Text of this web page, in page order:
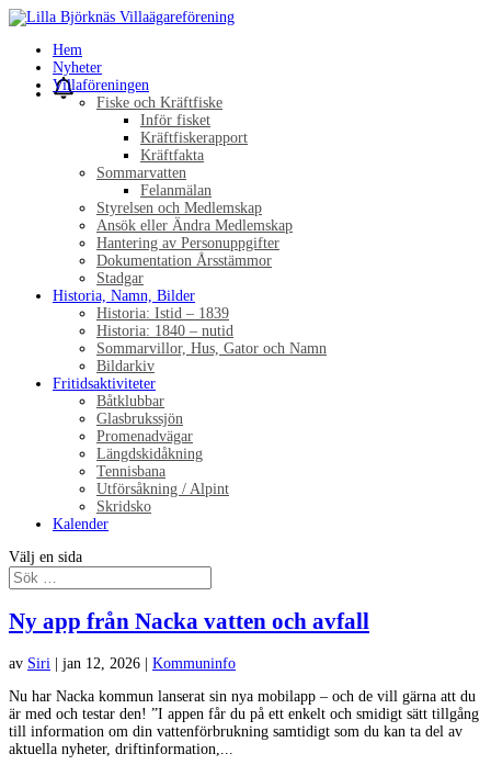
Hem
Nyheter
Villaföreningen
Fiske och Kräftfiske
Inför fisket
Kräftfiskerapport
Kräftfakta
Sommarvatten
Felanmälan
Styrelsen och Medlemskap
Ansök eller Ändra Medlemskap
Hantering av Personuppgifter
Dokumentation Årsstämmor
Stadgar
Historia, Namn, Bilder
Historia: Istid – 1839
Historia: 1840 – nutid
Sommarvillor, Hus, Gator och Namn
Bildarkiv
Fritidsaktiviteter
Båtklubbar
Glasbrukssjön
Promenadvägar
Längdskidåkning
Tennisbana
Utförsåkning / Alpint
Skridsko
Kalender
Välj en sida
Ny app från Nacka vatten och avfall
av Siri jan 12, 2026
Kommuninfo
Nu har Nacka kommun lanserat sin nya mobilapp – och de vill gärna att du
är med och testar den! ”I appen får du på ett enkelt och smidigt sätt tillgång
till information om din vattenförbrukning samtidigt som du kan ta del av
aktuella nyheter, driftinformation,...